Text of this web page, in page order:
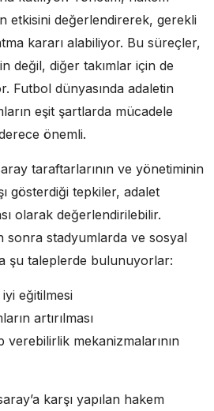
etkisini değerlendirerek, gerekli
kararı alabiliyor. Bu süreçler,
değil, diğer takımlar için de
Futbol dünyasında adaletin
eşit şartlarda mücadele
önemli.
taraftarlarının ve yönetiminin
gösterdiği tepkiler, adalet
olarak değerlendirilebilir.
sonra stadyumlarda ve sosyal
şu taleplerde bulunuyorlar:
eğitilmesi
artırılması
verebilirlik mekanizmalarının
karşı yapılan hakem